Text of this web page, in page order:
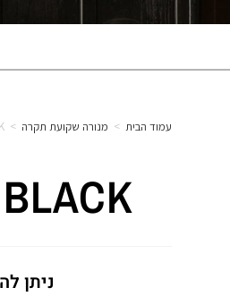
עמוד הבית > מנורה שקועת תקרה >
ניתן